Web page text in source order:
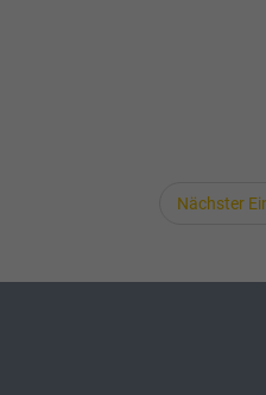
Nächster